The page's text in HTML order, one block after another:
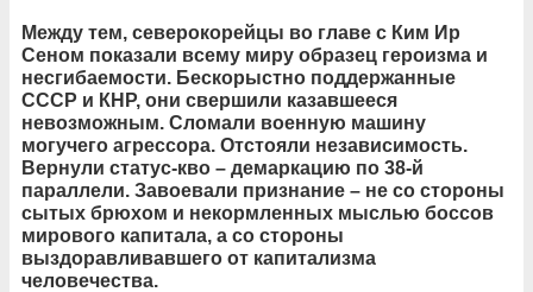
Между тем, северокорейцы во главе с Ким Ир
Сеном показали всему миру образец героизма и
несгибаемости. Бескорыстно поддержанные
СССР и КНР, они свершили казавшееся
невозможным. Сломали военную машину
могучего агрессора. Отстояли независимость.
Вернули статус-кво – демаркацию по 38-й
параллели. Завоевали признание – не со стороны
сытых брюхом и некормленных мыслью боссов
мирового капитала, а со стороны
выздоравливавшего от капитализма
человечества.